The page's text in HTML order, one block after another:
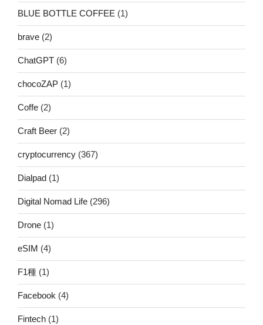
BLUE BOTTLE COFFEE (1)
brave (2)
ChatGPT (6)
chocoZAP (1)
Coffe (2)
Craft Beer (2)
cryptocurrency (367)
Dialpad (1)
Digital Nomad Life (296)
Drone (1)
eSIM (4)
F1種 (1)
Facebook (4)
Fintech (1)